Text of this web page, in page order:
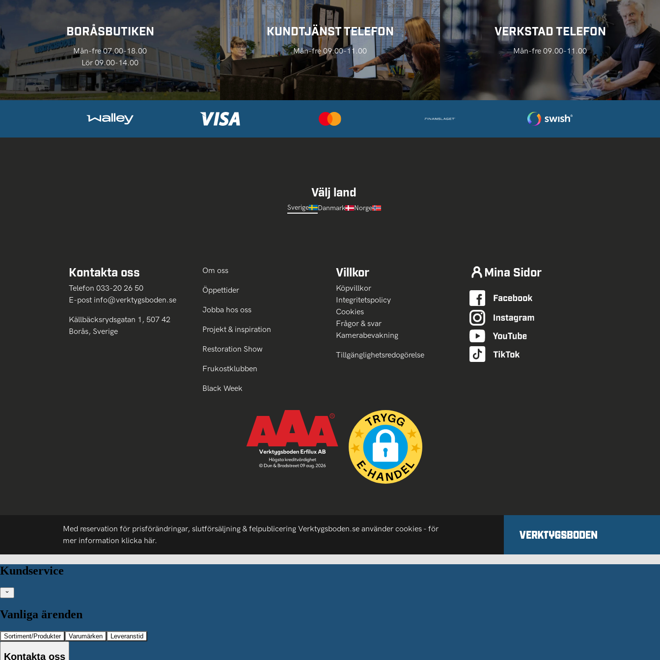
BORÅSBUTIKEN
Mån-fre 07.00-18.00
Lör 09.00-14.00
KUNDTJÄNST TELEFON
Mån-fre 09.00-11.00
VERKSTAD TELEFON
Mån-fre 09.00-11.00
Välj land
Sverige Danmark Norge
Kontakta oss
Telefon 033-20 26 50
E-post info@verktygsboden.se
Källbäcksrydsgatan 1, 507 42
Borås, Sverige
Om oss
Öppettider
Jobba hos oss
Projekt & inspiration
Restoration Show
Frukostklubben
Black Week
Villkor
Köpvillkor
Integritetspolicy
Cookies
Frågor & svar
Kamerabevakning
Tillgänglighetsredogörelse
Mina Sidor
Med reservation för prisförändringar, slutförsäljning & felpublicering Verktygsboden.se använder cookies - för
mer information klicka här.